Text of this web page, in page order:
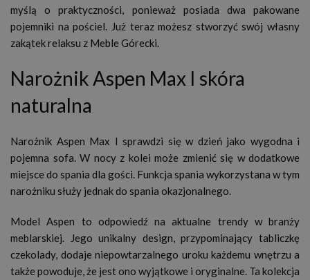
myślą o praktyczności, ponieważ posiada dwa pakowane
pojemniki na pościel. Już teraz możesz stworzyć swój własny
zakątek relaksu z Meble Górecki.
Narożnik Aspen Max I skóra
naturalna
Narożnik Aspen Max I sprawdzi się w dzień jako wygodna i
pojemna sofa. W nocy z kolei może zmienić się w dodatkowe
miejsce do spania dla gości. Funkcja spania wykorzystana w tym
narożniku służy jednak do spania okazjonalnego.
Model Aspen to odpowiedź na aktualne trendy w branży
meblarskiej. Jego unikalny design, przypominający tabliczkę
czekolady, dodaje niepowtarzalnego uroku każdemu wnętrzu a
także powoduje, że jest ono wyjątkowe i oryginalne. Ta kolekcja